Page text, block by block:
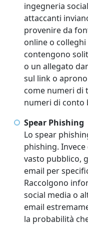
ingegneria
attaccanti
provenire da
online o
contengono
o un allegato
sul link o
come numeri di
numeri di conto
Spear Phishing
Lo spear
phishing.
vasto pubblico,
email per
Raccolgono
social media o
email
la probabilità